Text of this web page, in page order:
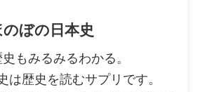
のぼの日本史
もみるみるわかる。
は歴史を読むサプリです。